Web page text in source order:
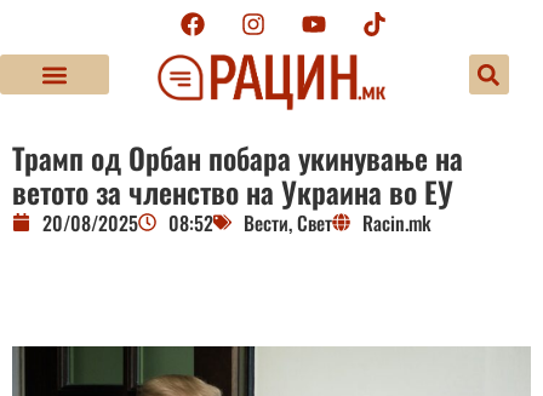
Трамп од Орбан побара укинување на
ветото за членство на Украина во ЕУ
20/08/2025 08:52 Вести,Свет Racin.mk